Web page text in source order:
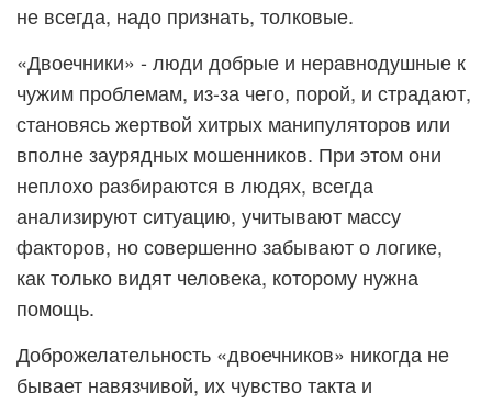
не всегда, надо признать, толковые.
«Двоечники» - люди добрые и неравнодушные к
чужим проблемам, из-за чего, порой, и страдают,
становясь жертвой хитрых манипуляторов или
вполне заурядных мошенников. При этом они
неплохо разбираются в людях, всегда
анализируют ситуацию, учитывают массу
факторов, но совершенно забывают о логике,
как только видят человека, которому нужна
помощь.
Доброжелательность «двоечников» никогда не
бывает навязчивой, их чувство такта и